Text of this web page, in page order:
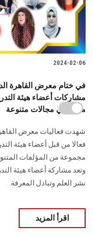
2024-02-06
مؤلفًا في مجالات متنوعة
فعالا من قبل أعضاء هيئة
مجموعة من المؤلفات
وتعد مشاركة أعضاء هيئة
نشر العلم وتبادل المعرفة.
اقرأ المزيد